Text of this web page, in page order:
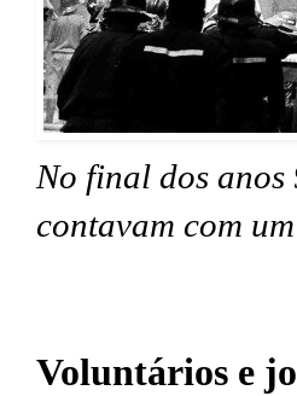
No final dos anos
contavam com
Voluntários e